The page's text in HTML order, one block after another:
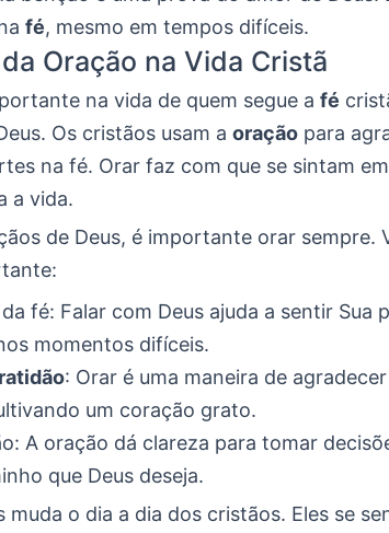
fé, mesmo em tempos difíceis.
Oração na Vida Cristã
na vida de quem segue a fé
Os cristãos usam a oração para
na fé. Orar faz com que se sintam
a vida.
de Deus, é importante orar sempre.
fé: Falar com Deus ajuda a sentir Sua
momentos difíceis.
: Orar é uma maneira de
um coração grato.
A oração dá clareza para tomar
que Deus deseja.
muda o dia a dia dos cristãos. Eles se